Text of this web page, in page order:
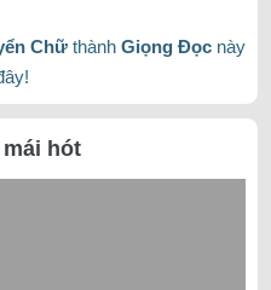
Chữthành Giọng Đọcnày
hót